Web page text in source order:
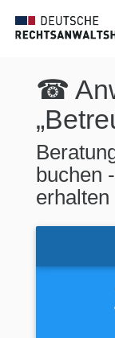
☎
buchen
erhalten